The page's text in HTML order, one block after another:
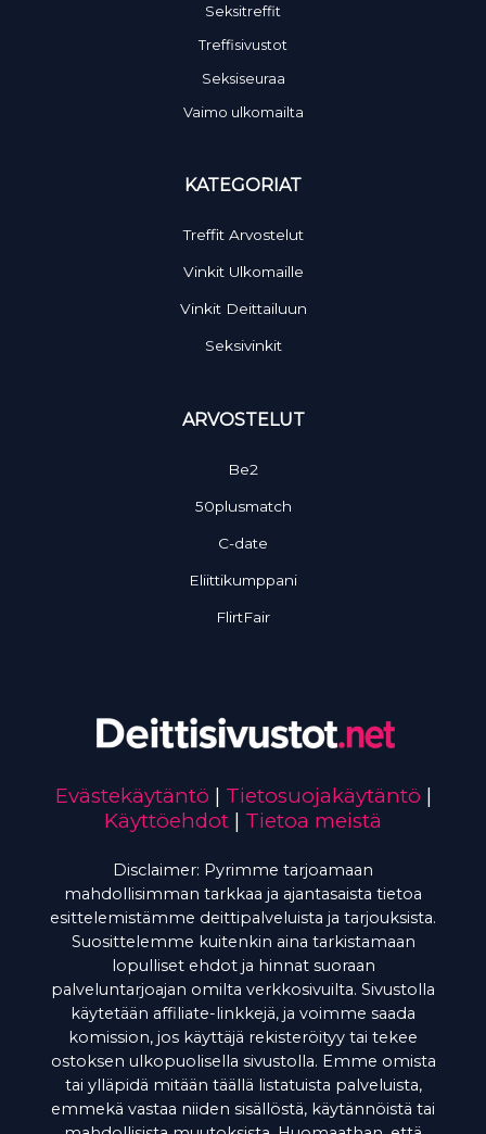
Seksitreffit
Treffisivustot
Seksiseuraa
Vaimo ulkomailta
KATEGORIAT
Treffit Arvostelut
Vinkit Ulkomaille
Vinkit Deittailuun
Seksivinkit
ARVOSTELUT
Be2
50plusmatch
C-date
Eliittikumppani
FlirtFair
Evästekäytäntö | Tietosuojakäytäntö |
Käyttöehdot | Tietoa meistä
Disclaimer: Pyrimme tarjoamaan
mahdollisimman tarkkaa ja ajantasaista tietoa
esittelemistämme deittipalveluista ja tarjouksista.
Suosittelemme kuitenkin aina tarkistamaan
lopulliset ehdot ja hinnat suoraan
palveluntarjoajan omilta verkkosivuilta. Sivustolla
käytetään affiliate-linkkejä, ja voimme saada
komission, jos käyttäjä rekisteröityy tai tekee
ostoksen ulkopuolisella sivustolla. Emme omista
tai ylläpidä mitään täällä listatuista palveluista,
emmekä vastaa niiden sisällöstä, käytännöistä tai